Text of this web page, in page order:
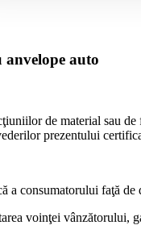
auto
de material sau
prezentului
a consumatorului faţă
voinţei vânzătorului,